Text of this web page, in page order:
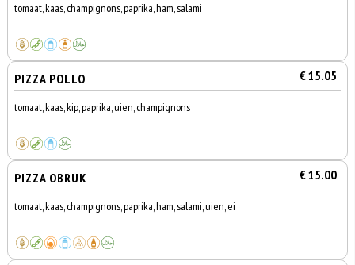
tomaat, kaas, champignons, paprika, ham, salami
PIZZA POLLO € 15.05
tomaat, kaas, kip, paprika, uien, champignons
PIZZA OBRUK € 15.00
tomaat, kaas, champignons, paprika, ham, salami, uien, ei